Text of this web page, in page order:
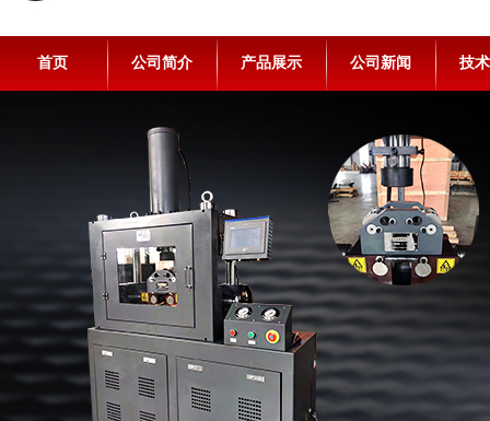
首页 公司简介 产品展示 公司新闻 技